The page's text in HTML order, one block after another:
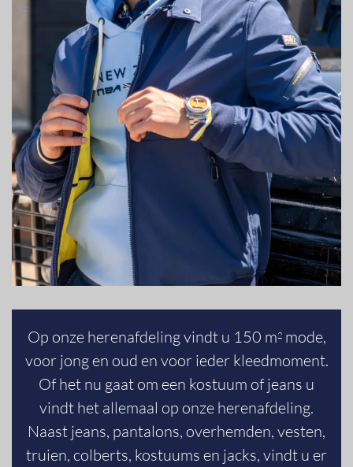
Op onze herenafdeling vindt u 150 m2mode,
voor jong en oud en voor ieder kleedmoment.
Of het nu gaat om een kostuum of jeans u
vindt het allemaal op onze herenafdeling.
Naast jeans, pantalons, overhemden, vesten,
truien, colberts, kostuums en jacks, vindt u er